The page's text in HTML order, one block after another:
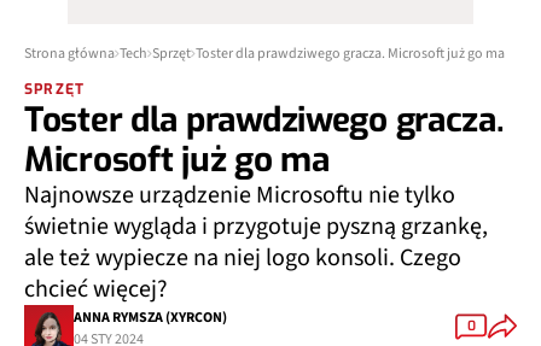
Strona główna Tech Sprzęt Toster dla prawdziwego gracza. Microsoft już go ma
SPRZĘT
Toster dla prawdziwego gracza.
Microsoft już go ma
Najnowsze urządzenie Microsoftu nie tylko
świetnie wygląda i przygotuje pyszną grzankę,
ale też wypiecze na niej logo konsoli. Czego
chcieć więcej?
ANNA RYMSZA (XYRCON)
04 STY 2024
0